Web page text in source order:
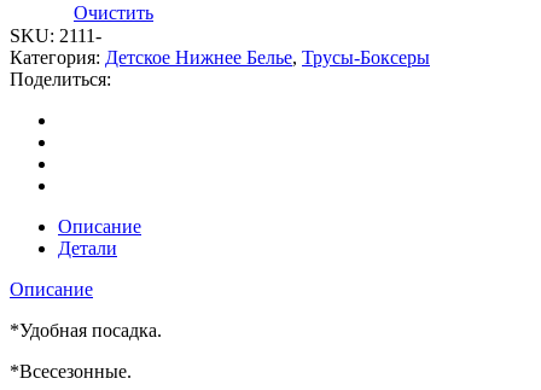
Очистить
SKU: 2111-
Категория: Детское Нижнее Белье, Трусы-Боксеры
Поделиться:
Описание
Детали
Описание
*Удобная посадка.
*Всесезонные.